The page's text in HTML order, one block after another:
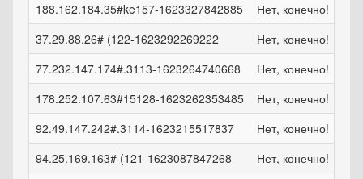
188.162.184.35#ke157-1623327842885
Нет, конечно!
37.29.88.26# (122-1623292269222
Нет, конечно!
77.232.147.174#.3113-1623264740668
Нет, конечно!
178.252.107.63#15128-1623262353485
Нет, конечно!
92.49.147.242#.3114-1623215517837
Нет, конечно!
94.25.169.163# (121-1623087847268
Нет, конечно!